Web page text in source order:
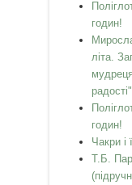
годин!
літа.
радості"
годин!
Чакри
Т.Б.